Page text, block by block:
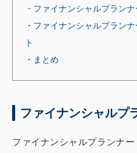
・ファイナンシャルプラン
・ファイナンシャルプラン
ト
・まとめ
ファイナンシャルプ
ファイナンシャルプランナ